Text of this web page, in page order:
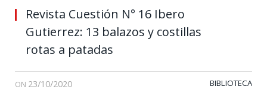
Revista Cuestión N° 16 Ibero
Gutierrez: 13 balazos y costillas
rotas a patadas
ON 23/10/2020 BIBLIOTECA